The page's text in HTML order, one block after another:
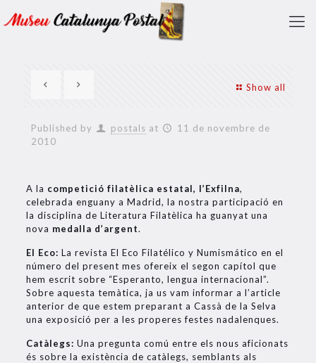
Show all
Published by postals at
11 de novembre de
2010
A la competició filatèlica estatal, l’Exfilna,
celebrada enguany a Madrid, la nostra participació en
la disciplina de Literatura Filatèlica ha guanyat una
nova medalla d’argent.
El Eco: La revista El Eco Filatélico y Numismático en el
número del present mes ofereix el segon capítol que
hem escrit sobre “Esperanto, lengua internacional”.
Sobre aquesta temàtica, ja us vam informar a l’article
anterior de que estem preparant a Cassà de la Selva
una exposició per a les properes festes nadalenques.
Catàlegs: Una pregunta comú entre els nous aficionats
és sobre la existència de catàlegs, semblants als